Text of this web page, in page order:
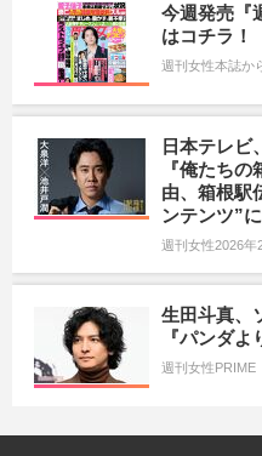
今週発売『
はコチラ！
週刊女性本誌か
日本テレビ
『俺たち
由、箱根駅
ンテンツ”に
週刊女性2026年
生田斗真、
『パンダ
週刊女性PRIME